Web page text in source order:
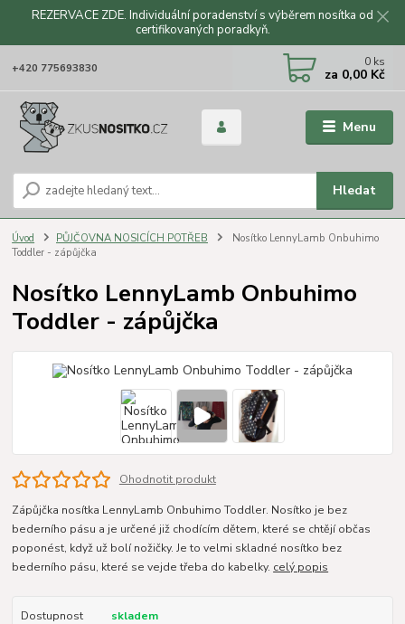
REZERVACE ZDE. Individuální poradenství s výběrem nosítka od
certifikovaných poradkyň.
Menu
Hledat
+420 775693830 0 ks
za 0,00 Kč
Úvod PŮJČOVNA NOSICÍCH POTŘEB
Nosítko LennyLamb Onbuhimo
Toddler - zápůjčka
Nosítko LennyLamb Onbuhimo
Toddler - zápůjčka
Ohodnotit produkt
Zápůjčka nosítka LennyLamb Onbuhimo Toddler. Nosítko je bez
bederního pásu a je určené již chodícím dětem, které se chtějí občas
poponést, když už bolí nožičky. Je to velmi skladné nosítko bez
bederního pásu, které se vejde třeba do kabelky. celý popis
Dostupnost
skladem